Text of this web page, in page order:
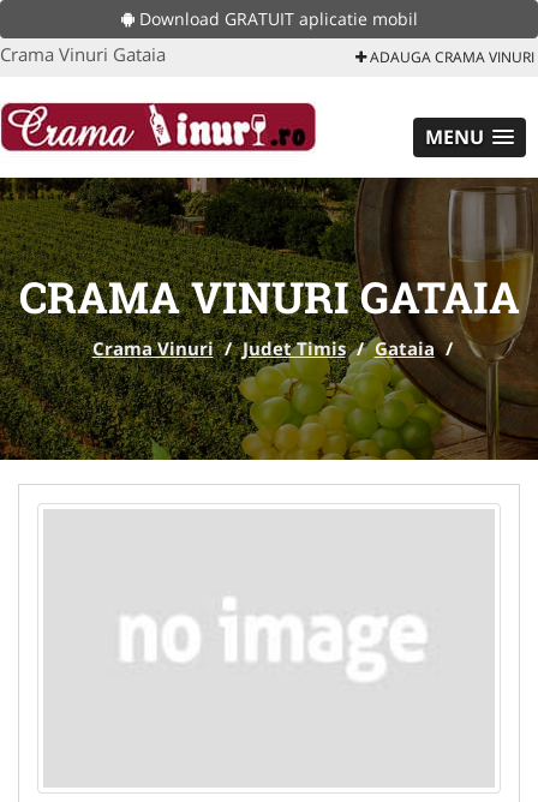
Download GRATUIT aplicatie mobil
Crama Vinuri Gataia ADAUGA CRAMA VINURI
MENU
CRAMA VINURI GATAIA
Crama Vinuri / Judet Timis / Gataia /